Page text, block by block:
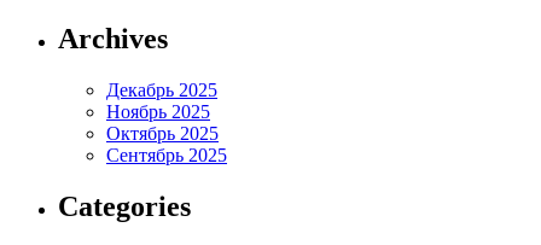
Archives
Декабрь 2025
Ноябрь 2025
Октябрь 2025
Сентябрь 2025
Categories